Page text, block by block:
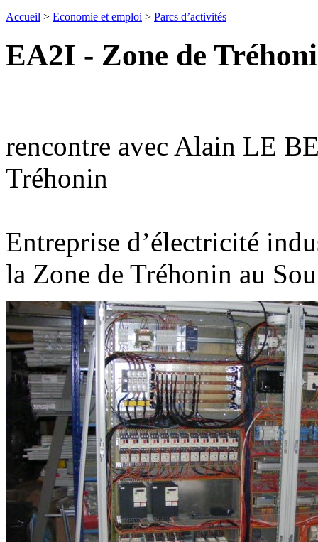
Accueil > Economie et emploi > Parcs d’activités
EA2I - Zone de
rencontre avec Alain LE
Tréhonin
Entreprise d’électricité
la Zone de Tréhonin au